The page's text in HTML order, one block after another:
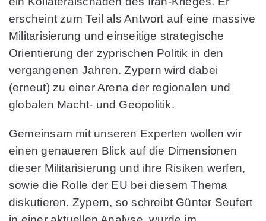
erscheint zum Teil als Antwort auf eine massive
Militarisierung und einseitige strategische
Orientierung der zyprischen Politik in den
vergangenen Jahren. Zypern wird dabei
(erneut) zu einer Arena der regionalen und
globalen Macht- und Geopolitik.
Gemeinsam mit unseren Experten wollen wir
einen genaueren Blick auf die Dimensionen
dieser Militarisierung und ihre Risiken werfen,
sowie die Rolle der EU bei diesem Thema
diskutieren. Zypern, so schreibt Günter Seufert